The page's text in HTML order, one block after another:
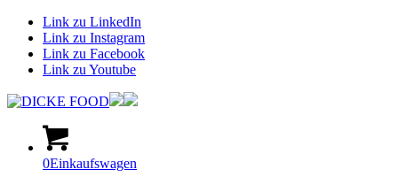
Link zu LinkedIn
Link zu Instagram
Link zu Facebook
Link zu Youtube
0Einkaufswagen